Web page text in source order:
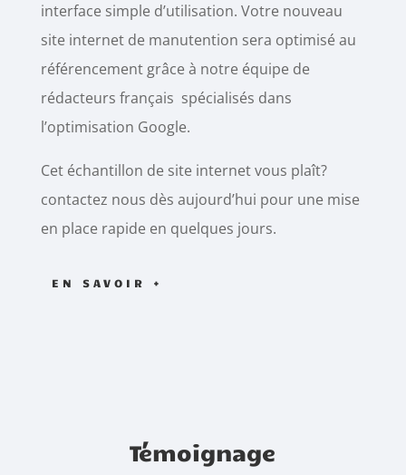
interface simple d’utilisation. Votre nouveau
site internet de manutention sera optimisé au
référencement grâce à notre équipe de
rédacteurs français spécialisés dans
l’optimisation Google.
Cet échantillon de site internet vous plaît?
contactez nous dès aujourd’hui pour une mise
en place rapide en quelques jours.
EN SAVOIR +
Témoignage